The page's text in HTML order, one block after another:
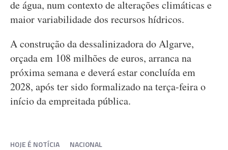
de água, num contexto de alterações climáticas e
maior variabilidade dos recursos hídricos.
A construção da dessalinizadora do Algarve,
orçada em 108 milhões de euros, arranca na
próxima semana e deverá estar concluída em
2028, após ter sido formalizado na terça-feira o
início da empreitada pública.
HOJE É NOTÍCIA NACIONAL